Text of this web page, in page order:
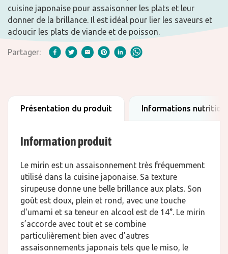
cuisine japonaise pour assaisonner les plats et leur
donner de la brillance. Il est idéal pour lier les saveurs et
adoucir les plats de viande et de poisson.
Partager:
Présentation du produit Informations
Information produit
Le mirin est un assaisonnement très fréquemment
utilisé dans la cuisine japonaise. Sa texture
sirupeuse donne une belle brillance aux plats. Son
goût est doux, plein et rond, avec une touche
d'umami et sa teneur en alcool est de 14°. Le mirin
s’accorde avec tout et se combine
particulièrement bien avec d'autres
assaisonnements japonais tels que le miso, le